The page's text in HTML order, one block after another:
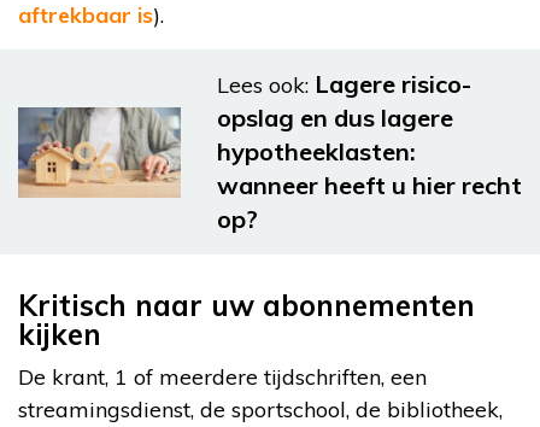
aftrekbaar is).
Lees ook: Lagere risico-
opslag en dus lagere
hypotheeklasten:
wanneer heeft u hier recht
op?
Kritisch naar uw abonnementen
kijken
De krant, 1 of meerdere tijdschriften, een
streamingsdienst, de sportschool, de bibliotheek,